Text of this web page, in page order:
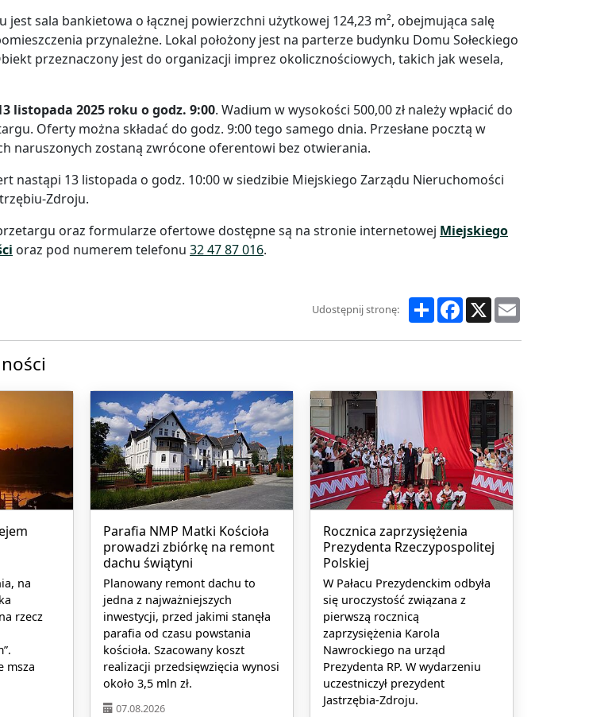
sala bankietowa o łącznej powierzchni użytkowej 124,23 m², obejmująca salę
przynależne. Lokal położony jest na parterze budynku Domu Sołeckiego
przeznaczony jest do organizacji imprez okolicznościowych, takich jak wesela,
listopada 2025 roku o godz. 9:00. Wadium w wysokości 500,00 zł należy wpłacić do
Oferty można składać do godz. 9:00 tego samego dnia. Przesłane pocztą w
naruszonych zostaną zwrócone oferentowi bez otwierania.
nastąpi 13 listopada o godz. 10:00 w siedzibie Miejskiego Zarządu Nieruchomości
Zdroju.
oraz formularze ofertowe dostępne są na stronie internetowej Miejskiego
oraz pod numerem telefonu 32 47 87 016.
Udostępnij stronę: ShareFacebook
X
na
rzecz
msza
Parafia NMP Matki Kościoła
prowadzi zbiórkę na remont
dachu świątyni
Planowany remont dachu to
jedna z najważniejszych
inwestycji, przed jakimi stanęła
parafia od czasu powstania
kościoła. Szacowany koszt
realizacji przedsięwzięcia wynosi
około 3,5 mln zł.
07.08.2026
Rocznica zaprzysiężenia
Prezydenta Rzeczypospolitej
Polskiej
W Pałacu Prezydenckim odbyła
się uroczystość związana z
pierwszą rocznicą
zaprzysiężenia Karola
Nawrockiego na urząd
Prezydenta RP. W wydarzeniu
uczestniczył prezydent
Jastrzębia-Zdroju.